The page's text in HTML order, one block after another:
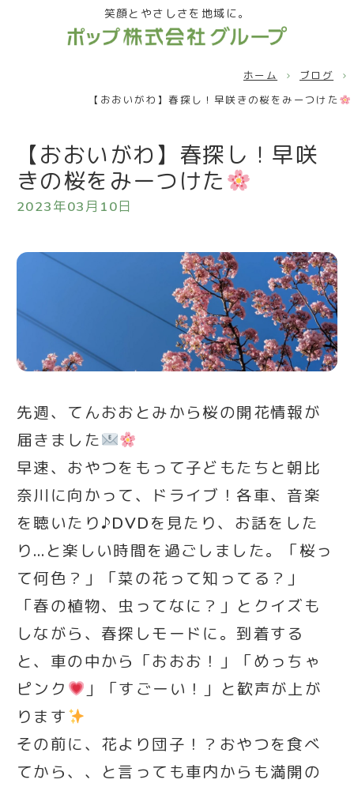
笑顔とやさしさを地域に。
ホーム
ブログ
【おおいがわ】春探し！早咲きの桜をみーつけた
【おおいがわ】春探し！早咲
きの桜をみーつけた
2023年03月10日
先週、てんおおとみから桜の開花情報が
届きました
早速、おやつをもって子どもたちと朝比
奈川に向かって、ドライブ！各車、音楽
を聴いたり♪DVDを見たり、お話をした
り…と楽しい時間を過ごしました。「桜っ
て何色？」「菜の花って知ってる？」
「春の植物、虫ってなに？」とクイズも
しながら、春探しモードに。到着する
と、車の中から「おおお！」「めっちゃ
ピンク
」「すごーい！」と歓声が上が
ります
その前に、花より団子！？おやつを食べ
てから、、と言っても車内からも満開の